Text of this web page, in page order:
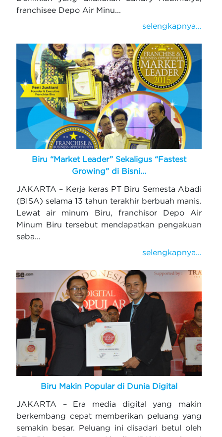
franchisee Depo Air Minu...
selengkapnya...
Biru “Market Leader” Sekaligus “Fastest
Growing” di Bisni...
JAKARTA – Kerja keras PT Biru Semesta Abadi
(BISA) selama 13 tahun terakhir berbuah manis.
Lewat air minum Biru, franchisor Depo Air
Minum Biru tersebut mendapatkan pengakuan
seba...
selengkapnya...
Biru Makin Popular di Dunia Digital
JAKARTA – Era media digital yang makin
berkembang cepat memberikan peluang yang
semakin besar. Peluang ini disadari betul oleh